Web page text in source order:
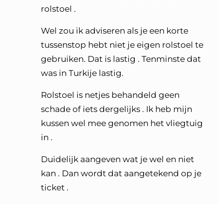
rolstoel .
Wel zou ik adviseren als je een korte
tussenstop hebt niet je eigen rolstoel te
gebruiken. Dat is lastig . Tenminste dat
was in Turkije lastig.
Rolstoel is netjes behandeld geen
schade of iets dergelijks . Ik heb mijn
kussen wel mee genomen het vliegtuig
in .
Duidelijk aangeven wat je wel en niet
kan . Dan wordt dat aangetekend op je
ticket .